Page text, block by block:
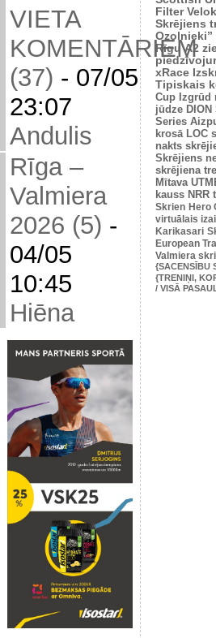
VIETA
KOMENTĀRIEM
(37) - 07/05
23:07
Andulis
Rīga –
Valmiera
2026 (5) -
04/05
10:45
Hiēna
Filter
Skrējiens
Ozolnieki”
Rīgu A2
xRace
Tipiskais
Cup Izgrūd
jūdze
Series
krosā LOC
nakts
Skrējiens
skrējiena
Mītava
kauss NRR
Skrien Hero
virtuālais
Karikasari
European
Valmiera
{SACENSĪBU
{TRENIŅI,
/ VISĀ